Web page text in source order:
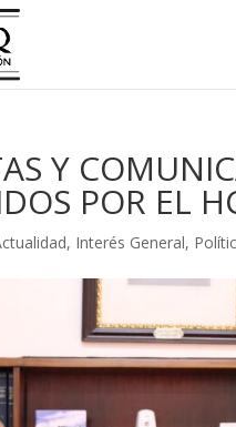
Y
POR EL
, Interés General,